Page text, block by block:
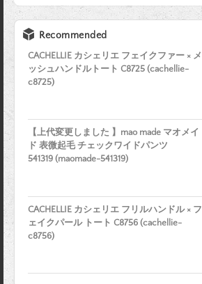
Recommended
CACHELLIE カシェリエ フェイクファー × メ
ッシュハンドルトート C8725 (cachellie-
c8725)
【上代変更しました 】mao made マオメイ
ド 表微起毛 チェックワイドパンツ
541319 (maomade-541319)
CACHELLIE カシェリエ フリルハンドル × フ
ェイクパール トート C8756 (cachellie-
c8756)